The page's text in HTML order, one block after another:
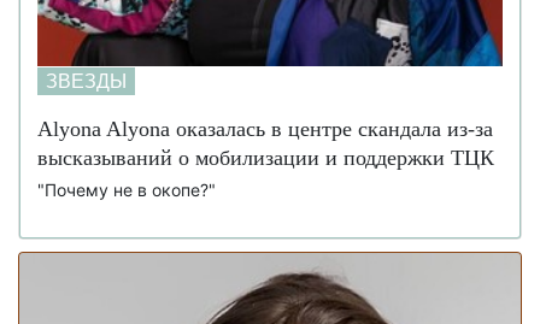
24 июля 15:03 Брюс Уиллис больше не может говорить и
ходить: состояние актера стремительно ухудшается
(фото)
11 июля 16:58
"Умножать на ноль": Игорь Кондратюк жестко
высказался о Верке Сердючке из-за русскоязычных
концертов (видео)
Певица Слава Каминская опубликовала в
(фото)
Леся Никитюк тайно родила первенца: отец
ребенка поделился своими первыми эмоциями (фото)
ЗВЕЗДЫ
Alyona Alyona оказалась в центре скандала из-за
высказываний о мобилизации и поддержки ТЦК
"Почему не в окопе?"